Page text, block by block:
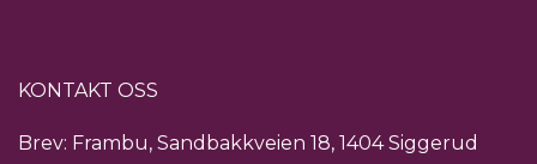
KONTAKT OSS
Brev: Frambu, Sandbakkveien 18, 1404 Siggerud